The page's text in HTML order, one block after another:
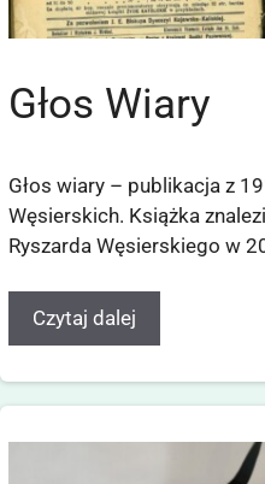
Głos Wiary
Głos wiary – publikacja z
Węsierskich. Książka
Ryszarda Węsierskiego w
Czytaj dalej